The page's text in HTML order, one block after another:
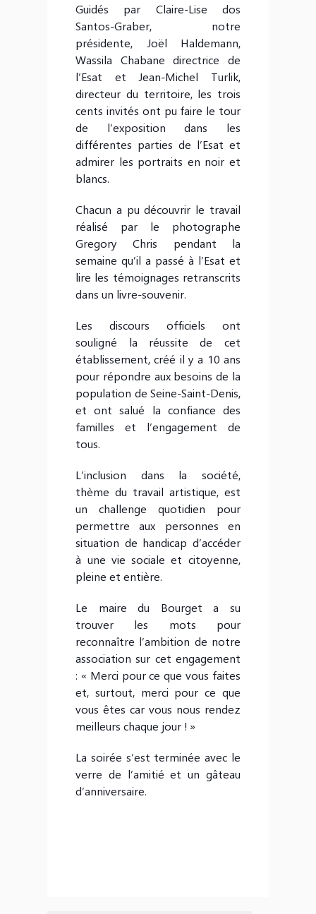
Guidés par Claire-Lise dos
Santos-Graber, notre
présidente, Joël Haldemann,
Wassila Chabane directrice de
l’Esat et Jean-Michel Turlik,
directeur du territoire, les trois
cents invités ont pu faire le tour
de l’exposition dans les
différentes parties de l’Esat et
admirer les portraits en noir et
blancs.
Chacun a pu découvrir le travail
réalisé par le photographe
Gregory Chris pendant la
semaine qu’il a passé à l’Esat et
lire les témoignages retranscrits
dans un livre-souvenir.
Les discours officiels ont
souligné la réussite de cet
établissement, créé il y a 10 ans
pour répondre aux besoins de la
population de Seine-Saint-Denis,
et ont salué la confiance des
familles et l’engagement de
tous.
L’inclusion dans la société,
thème du travail artistique, est
un challenge quotidien pour
permettre aux personnes en
situation de handicap d’accéder
à une vie sociale et citoyenne,
pleine et entière.
Le maire du Bourget a su
trouver les mots pour
reconnaître l’ambition de notre
association sur cet engagement
: « Merci pour ce que vous faites
et, surtout, merci pour ce que
vous êtes car vous nous rendez
meilleurs chaque jour ! »
La soirée s’est terminée avec le
verre de l’amitié et un gâteau
d’anniversaire.